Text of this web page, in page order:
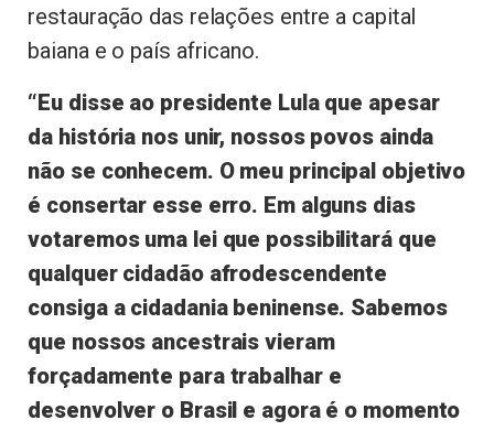
restauração das relações entre a capital
baiana e o país africano.
“Eu disse ao presidente Lula que apesar
da história nos unir, nossos povos ainda
não se conhecem. O meu principal objetivo
é consertar esse erro. Em alguns dias
votaremos uma lei que possibilitará que
qualquer cidadão afrodescendente
consiga a cidadania beninense. Sabemos
que nossos ancestrais vieram
forçadamente para trabalhar e
desenvolver o Brasil e agora é o momento